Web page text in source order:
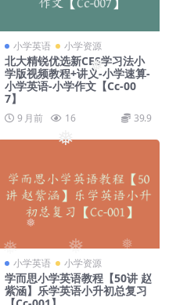
❅
❅
❅
❅ ❅
❅
小学英语 小学资源
北大精锐优选新CES学习法小
学版视频教程+讲义-小学速算-
小学英语-小学作文【Cc-00
7】
9 月前 16 39.9
小学英语 小学资源
学而思小学英语教程【50讲 赵
紫涵】乐学英语小升初总复习